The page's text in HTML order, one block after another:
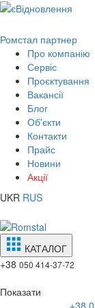
Ромстал партнер
Про компанію
Сервіс
Проєктування
Вакансії
Блог
Об'єкти
Контакти
Прайс
Новини
Акції
UKR RUS
КАТАЛОГ
+38 050 414-37-72
Показати
+38